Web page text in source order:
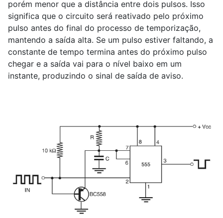
porém menor que a distância entre dois pulsos. Isso
significa que o circuito será reativado pelo próximo
pulso antes do final do processo de temporização,
mantendo a saída alta. Se um pulso estiver faltando, a
constante de tempo termina antes do próximo pulso
chegar e a saída vai para o nível baixo em um
instante, produzindo o sinal de saída de aviso.